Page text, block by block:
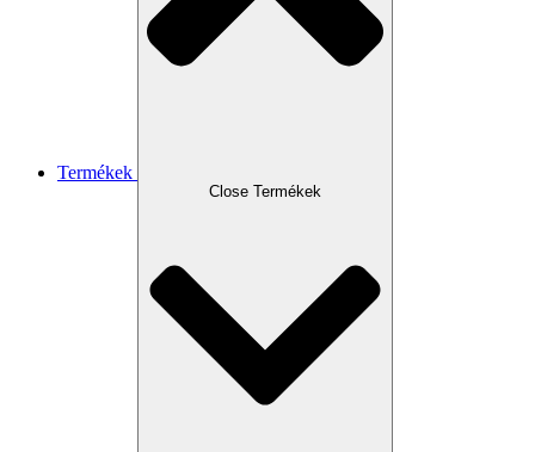
Termékek
Close Termékek